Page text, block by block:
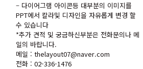
– 다이어그램 아이콘등 대부분의 이미지를
PPT에서 칼라및 디자인을 자유롭게 변경 할
수 있습니다
*추가 견적 및 궁금하신부분은 전화문의나 메
일의 바랍니다.
메일 : thelayout07@naver.com
전화 : 02-336-1476